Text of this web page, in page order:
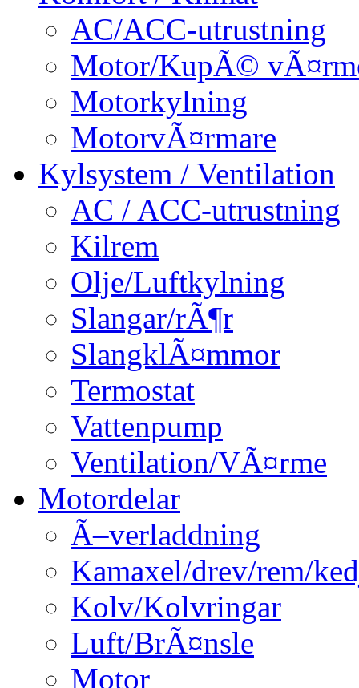
AC/ACC-utrustning
Motor/KupÃ©
Motorkylning
MotorvÃ¤rmare
Kylsystem / Ventilation
AC / ACC-utrustning
Kilrem
Olje/Luftkylning
Slangar/rÃ¶r
SlangklÃ¤mmor
Termostat
Vattenpump
Ventilation/VÃ¤rme
Motordelar
Ã–verladdning
Kamaxel/drev/rem/
Kolv/Kolvringar
Luft/BrÃ¤nsle
Motor